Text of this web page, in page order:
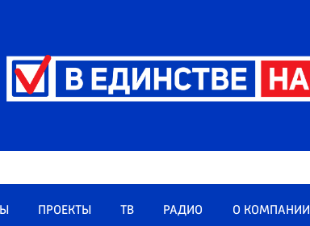
ПРОЕКТЫ ТВ РАДИО О КОМПАНИИ